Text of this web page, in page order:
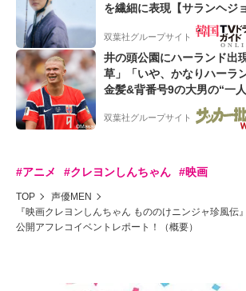
を繊細に表現【サランヘジ
双葉社グループサイト
井の頭公園にハーランド出
草」「いや、かなりハーラ
金髪&背番号9の大男の“一
ー”映像が話題!「元気をも
双葉社グループサイト
#アニメ #クレヨンしんちゃん #映画
TOP
声優MEN
『映画クレヨンしんちゃん もののけニンジャ珍風伝
公開アフレコイベントレポート！（概要）